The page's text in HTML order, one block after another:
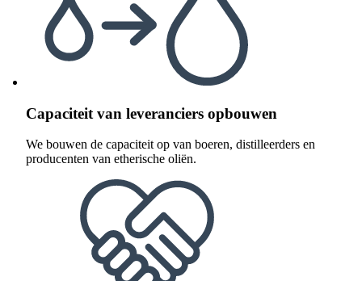
Capaciteit van leveranciers opbouwen
We bouwen de capaciteit op van boeren, distilleerders en
producenten van etherische oliën.